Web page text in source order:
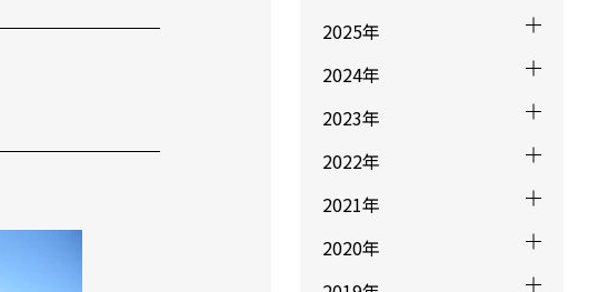
2025年
2024年
2023年
2022年
2021年
2020年